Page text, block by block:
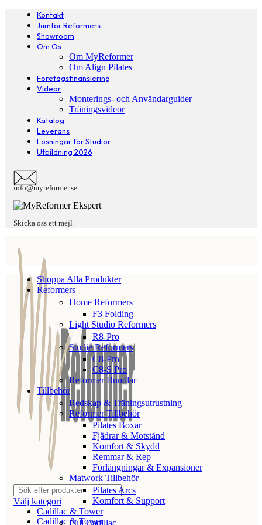
Kontakt
Jämför Reformers
Showroom
Om Os
Om MyReformer
Om Align Pilates
Företagsfinansiering
Videor
Monterings- och Användarguider
Träningsvideor
Katalog
Leverans
Lösningar för Studior
Utbildning 2026
info@myreformer.se
Skicka oss ett mejl
Välj kategori
Cadillac & Tower
Shoppa Alla Produkter
Reformers
Home Reformers
F3 Folding
Light Studio Reformers
R8-Pro
Studie Reformers
C8-Pro
C8-S Pro
Reformer Bundlar
Tillbehör
Redskap & Träningsutrustning
Reformer Tillbehör
Pilates Boxar
Fjädrar & Motstånd
Komfort & Skydd
Remmar & Rep
Förlängningar & Expansioner
Matwork Tillbehör
Pilates Arcs
Komfort & Support
Cadillac & Tower
Full Cadillac